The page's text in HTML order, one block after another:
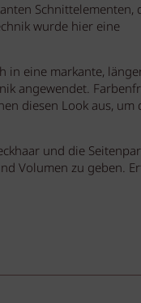
Schnittelementen,
wurde hier eine
in eine markante,
angewendet.
diesen Look aus, um
und die
Volumen zu geben.